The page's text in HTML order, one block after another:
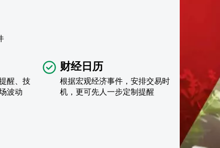
醒、技
波动
财经日历
根据宏观经济事件，安排交易时
机，更可先人一步定制提醒